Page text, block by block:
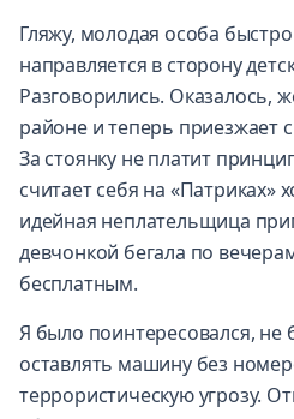
Гляжу, молодая особа
направляется в сторону
Разговорились. Оказалось,
районе и теперь приезжает
За стоянку не платит
считает себя на «Патриках»
идейная неплательщица
девчонкой бегала по
бесплатным.
Я было поинтересовался, не
оставлять машину без
террористическую угрозу.